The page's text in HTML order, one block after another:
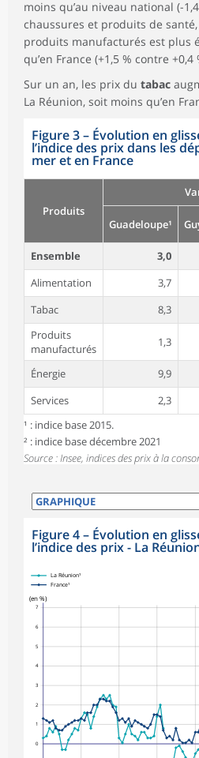
moins qu’au niveau national (-
chaussures et produits de
produits manufacturés est plus
qu’en France (+1,5 % contre +0,4
Sur un an, les prix du tabac
La Réunion, soit moins qu’en
Figure 3– Évolution en
l’indice des prix dans les
mer et en France
Produits
Guadeloupe¹
Ensemble 3,0
Alimentation
3,7
Tabac
8,3
Produits
manufacturés
1,3
Énergie 9,9
Services
2,3
¹ : indice base 2015.
² : indice base décembre 2021
Source : Insee, indices des prix à la
Figure 4– Évolution en
l’indice des prix - La
0
1
2
3
4
5
6
7
(en %)
La Réunion¹
France¹